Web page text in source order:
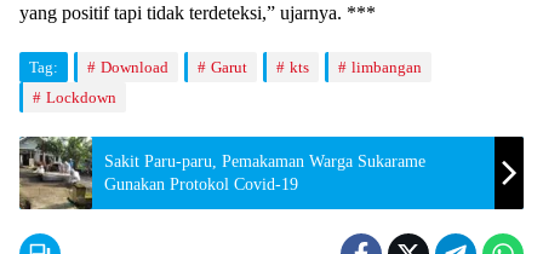
yang positif tapi tidak terdeteksi,” ujarnya. ***
Tag: Download Garut kts
limbangan
Lockdown
Sakit Paru-paru, Pemakaman Warga Sukarame
Gunakan Protokol Covid-19